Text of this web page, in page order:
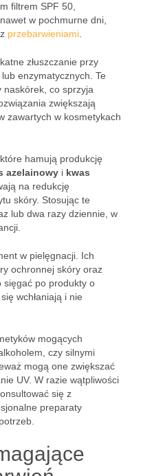
filtrem SPF 50,
w pochmurne dni,
przebarwieniami
złuszczanie przy
lub enzymatycznych. Te
co sprzyja
zwiększają
zawartych w kosmetykach
hamują produkcję
azelainowy i kwas
na redukcję
skóry. Stosując te
lub dwa razy dziennie, w
w pielęgnacji. Ich
ochronnej skóry oraz
sięgać po produkty o
wchłaniają i nie
mogących
czy silnymi
mogą one zwiększać
UV. W razie wątpliwości
się z
preparaty